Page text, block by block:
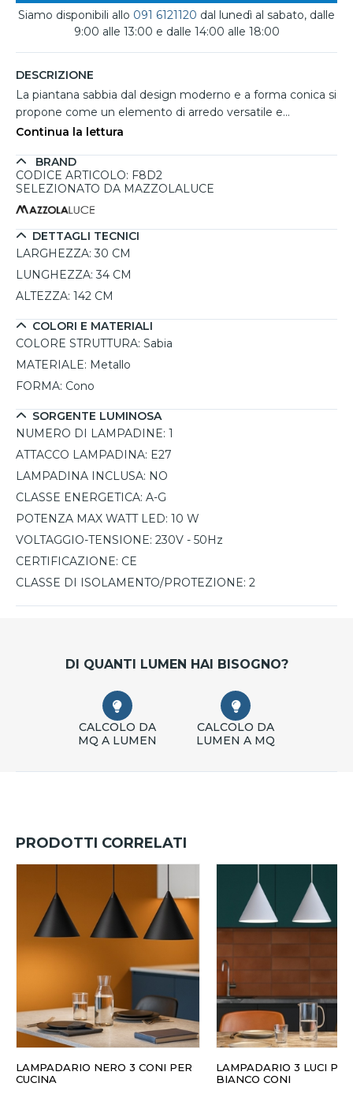
Siamo disponibili allo 091 6121120 dal lunedì al sabato, dalle
9:00 alle 13:00 e dalle 14:00 alle 18:00
DESCRIZIONE
La piantana sabbia dal design moderno e a forma conica si
propone come un elemento di arredo versatile e
funzionale, ideale per chi desidera un'illuminazione
metallo con una finitura sabbia, questa lampada da terra
aggiunge un tocco contemporaneo e raffinato a qualsiasi
struttura in acciaio verniciato garantisce stabilità e durata
nel tempo, mentre il paralume, progettato per diffondere
la luce in modo uniforme, contribuisce a creare
un'atmosfera accogliente. La piantana è compatibile con
di colore desiderata per un'illuminazione personalizzata.
Con una potenza massima di 10W per lampadine LED, è
anche un'opzione ecologica, ideale per chi cerca soluzioni
Continua la lettura
BRAND
CODICE ARTICOLO: F8D2
SELEZIONATO DA MAZZOLALUCE
DETTAGLI TECNICI
LARGHEZZA: 30 CM
LUNGHEZZA: 34 CM
ALTEZZA: 142 CM
COLORI E MATERIALI
COLORE STRUTTURA: Sabia
MATERIALE: Metallo
FORMA: Cono
SORGENTE LUMINOSA
NUMERO DI LAMPADINE: 1
ATTACCO LAMPADINA: E27
LAMPADINA INCLUSA: NO
CLASSE ENERGETICA: A-G
POTENZA MAX WATT LED: 10 W
VOLTAGGIO-TENSIONE: 230V - 50Hz
CERTIFICAZIONE: CE
CLASSE DI ISOLAMENTO/PROTEZIONE: 2
DI QUANTI LUMEN HAI BISOGNO?
CALCOLO DA
MQ A LUMEN
CALCOLO DA
LUMEN A MQ
PRODOTTI CORRELATI
LAMPADARIO NERO 3 CONI PER
CUCINA
LAMPADARIO 3 LUCI
BIANCO CONI